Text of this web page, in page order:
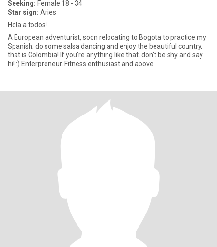
Seeking: Female 18 - 34
Star sign: Aries
Hola a todos!
A European adventurist, soon relocating to Bogota to practice my
Spanish, do some salsa dancing and enjoy the beautiful country,
that is Colombia! If you're anything like that, don't be shy and say
hi! :) Enterpreneur, Fitness enthusiast and above